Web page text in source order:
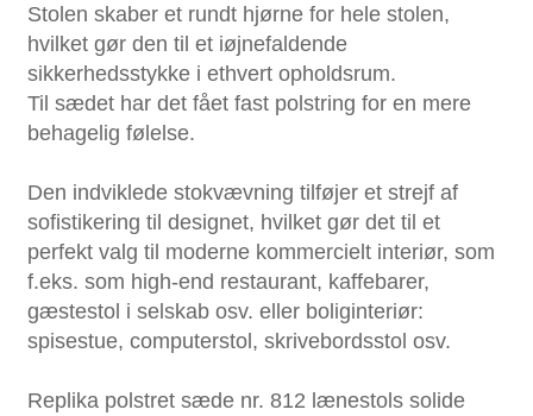
Stolen skaber et rundt hjørne for hele stolen,
hvilket gør den til et iøjnefaldende
sikkerhedsstykke i ethvert opholdsrum.
Til sædet har det fået fast polstring for en mere
behagelig følelse.
Den indviklede stokvævning tilføjer et strejf af
sofistikering til designet, hvilket gør det til et
perfekt valg til moderne kommercielt interiør, som
f.eks. som high-end restaurant, kaffebarer,
gæstestol i selskab osv. eller boliginteriør:
spisestue, computerstol, skrivebordsstol osv.
Replika polstret sæde nr. 812 lænestols solide